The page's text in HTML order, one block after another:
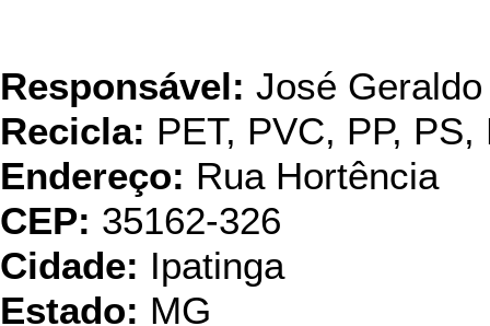
Responsável: José
Recicla: PET, PVC, PP,
Endereço: Rua Hortência
CEP: 35162-326
Cidade: Ipatinga
Estado: MG